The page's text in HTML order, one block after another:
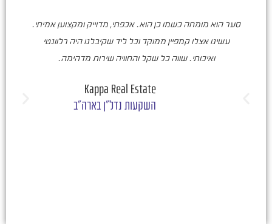
סער הוא מומחה כשמו כן הוא. אכפתי, מדוייק ומקצוען אמיתי.
עשינו אצלו קמפיין ממוקד וכל ליד שקיבלנו היה רלוונטי
ואיכותי. שווה כל שקל והחוויה שירות מדהימה.
Kappa Real Estate
השקעות נדל"ן בארה"ב